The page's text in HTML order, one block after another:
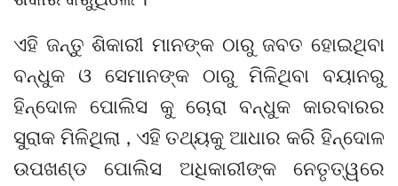
ଏହି ଜନ୍ତୁ ଶିକାରୀ ମାନଙ୍କ ଠାରୁ ଜବତ ହୋଇଥିବା
ବନ୍ଧୁକ ଓ ସେମାନଙ୍କ ଠାରୁ ମିଳିଥିବା ବୟାନରୁ
ହିନ୍ଦୋଳ ପୋଲିସ କୁ ଚୋରା ବନ୍ଧୁକ କାରବାରର
ସୁରାକ ମିଳିଥିଲା , ଏହି ତଥ୍ୟକୁ ଆଧାର କରି ହିନ୍ଦୋଳ
ଉପଖଣ୍ଡ ପୋଲିସ ଅଧିକାରୀଙ୍କ ନେତୃତ୍ୱରେ